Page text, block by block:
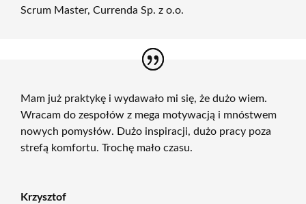
Scrum Master, Currenda Sp. z o.o.
Mam już praktykę i wydawało mi się, że dużo wiem.
Wracam do zespołów z mega motywacją i mnóstwem
nowych pomysłów. Dużo inspiracji, dużo pracy poza
strefą komfortu. Trochę mało czasu.
Krzysztof